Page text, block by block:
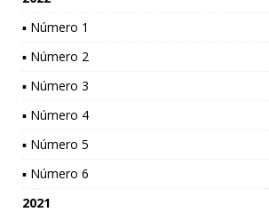
▪ Número 1
▪ Número 2
▪ Número 3
▪ Número 4
▪ Número 5
▪ Número 6
2021